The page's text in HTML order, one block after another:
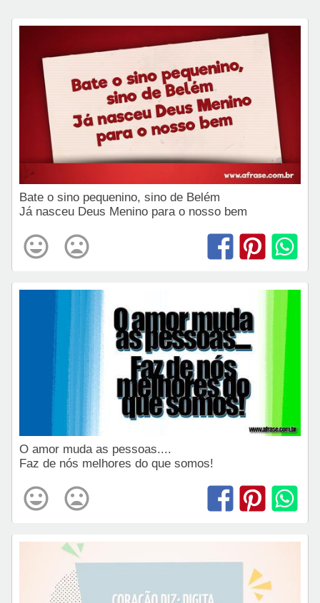
Bate o sino pequenino, sino de Belém
Já nasceu Deus Menino para o nosso bem
O amor muda as pessoas....
Faz de nós melhores do que somos!